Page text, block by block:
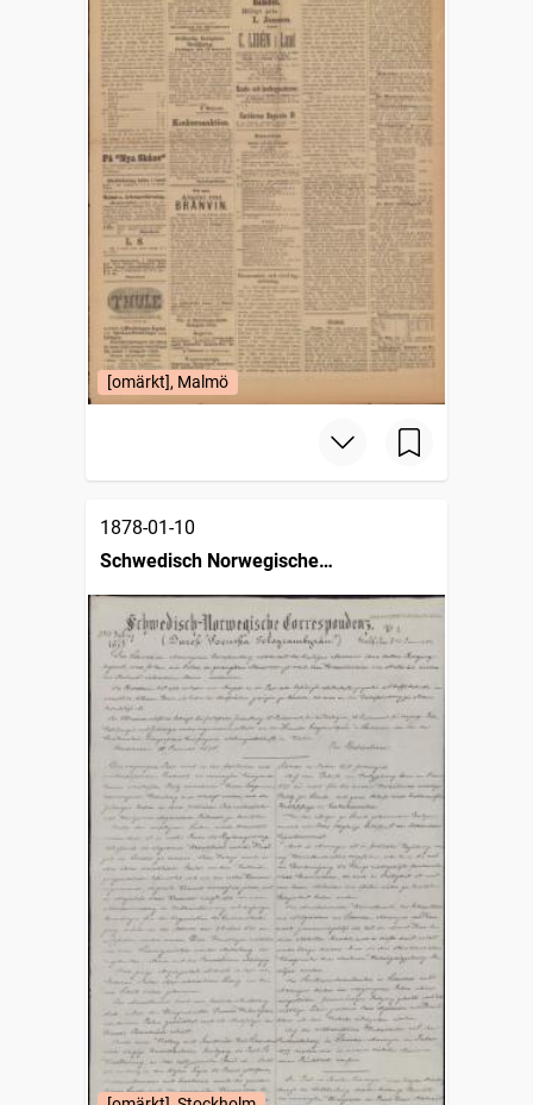
[omärkt], Malmö
1878-01-10
Schwedisch Norwegische